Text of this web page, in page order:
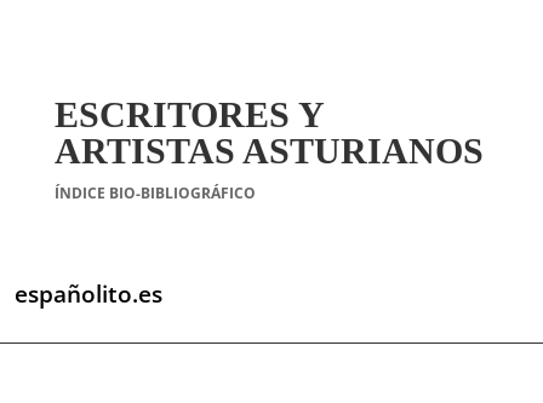
ESCRITORES Y
ARTISTAS ASTURIANOS
ÍNDICE BIO-BIBLIOGRÁFICO
españolito.es